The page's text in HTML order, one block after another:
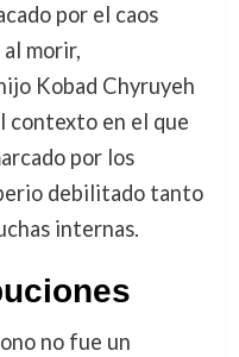
por el caos
morir,
Kobad Chyruyeh
contexto en el que
por los
debilitado tanto
internas.
no fue un